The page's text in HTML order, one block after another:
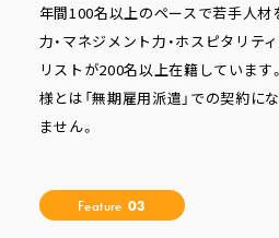
年間100名以上のペースで若手人材
力・マネジメント力・ホスピタリテ
リストが200名以上在籍しています
様とは「無期雇用派遣」での契約に
ません。
Feature 03